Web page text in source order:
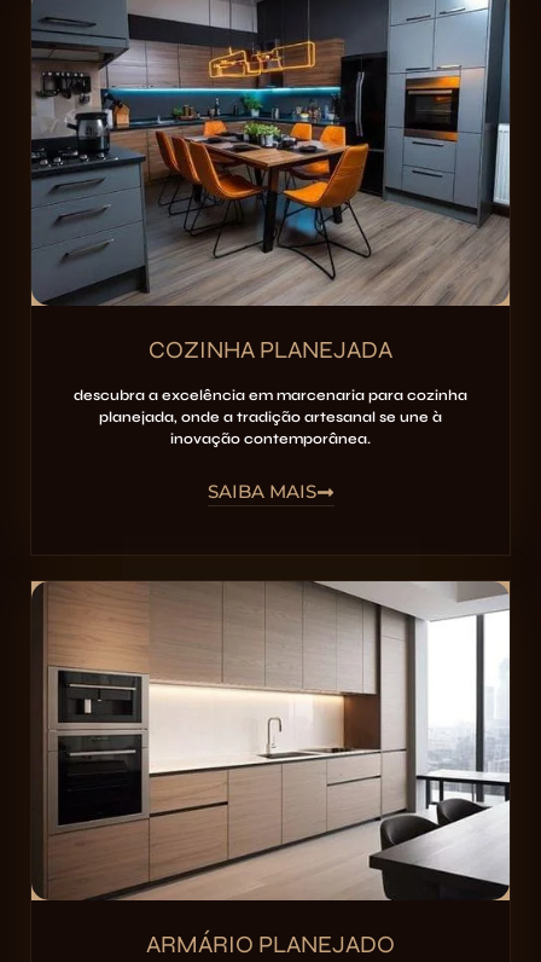
COZINHA PLANEJADA
descubra a excelência em marcenaria para cozinha
planejada, onde a tradição artesanal se une à
inovação contemporânea.
SAIBA MAIS
ARMÁRIO PLANEJADO